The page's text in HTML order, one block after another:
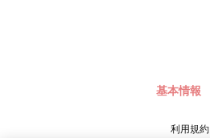
基本情報
利用規約